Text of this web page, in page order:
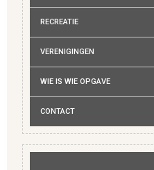
RECREATIE
VERENIGINGEN
WIE IS WIE OPGAVE
CONTACT